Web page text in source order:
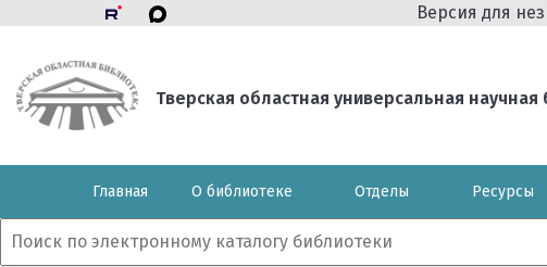
Версия для
Тверская областная универсальная
Главная О библиотеке Отделы Ресурсы